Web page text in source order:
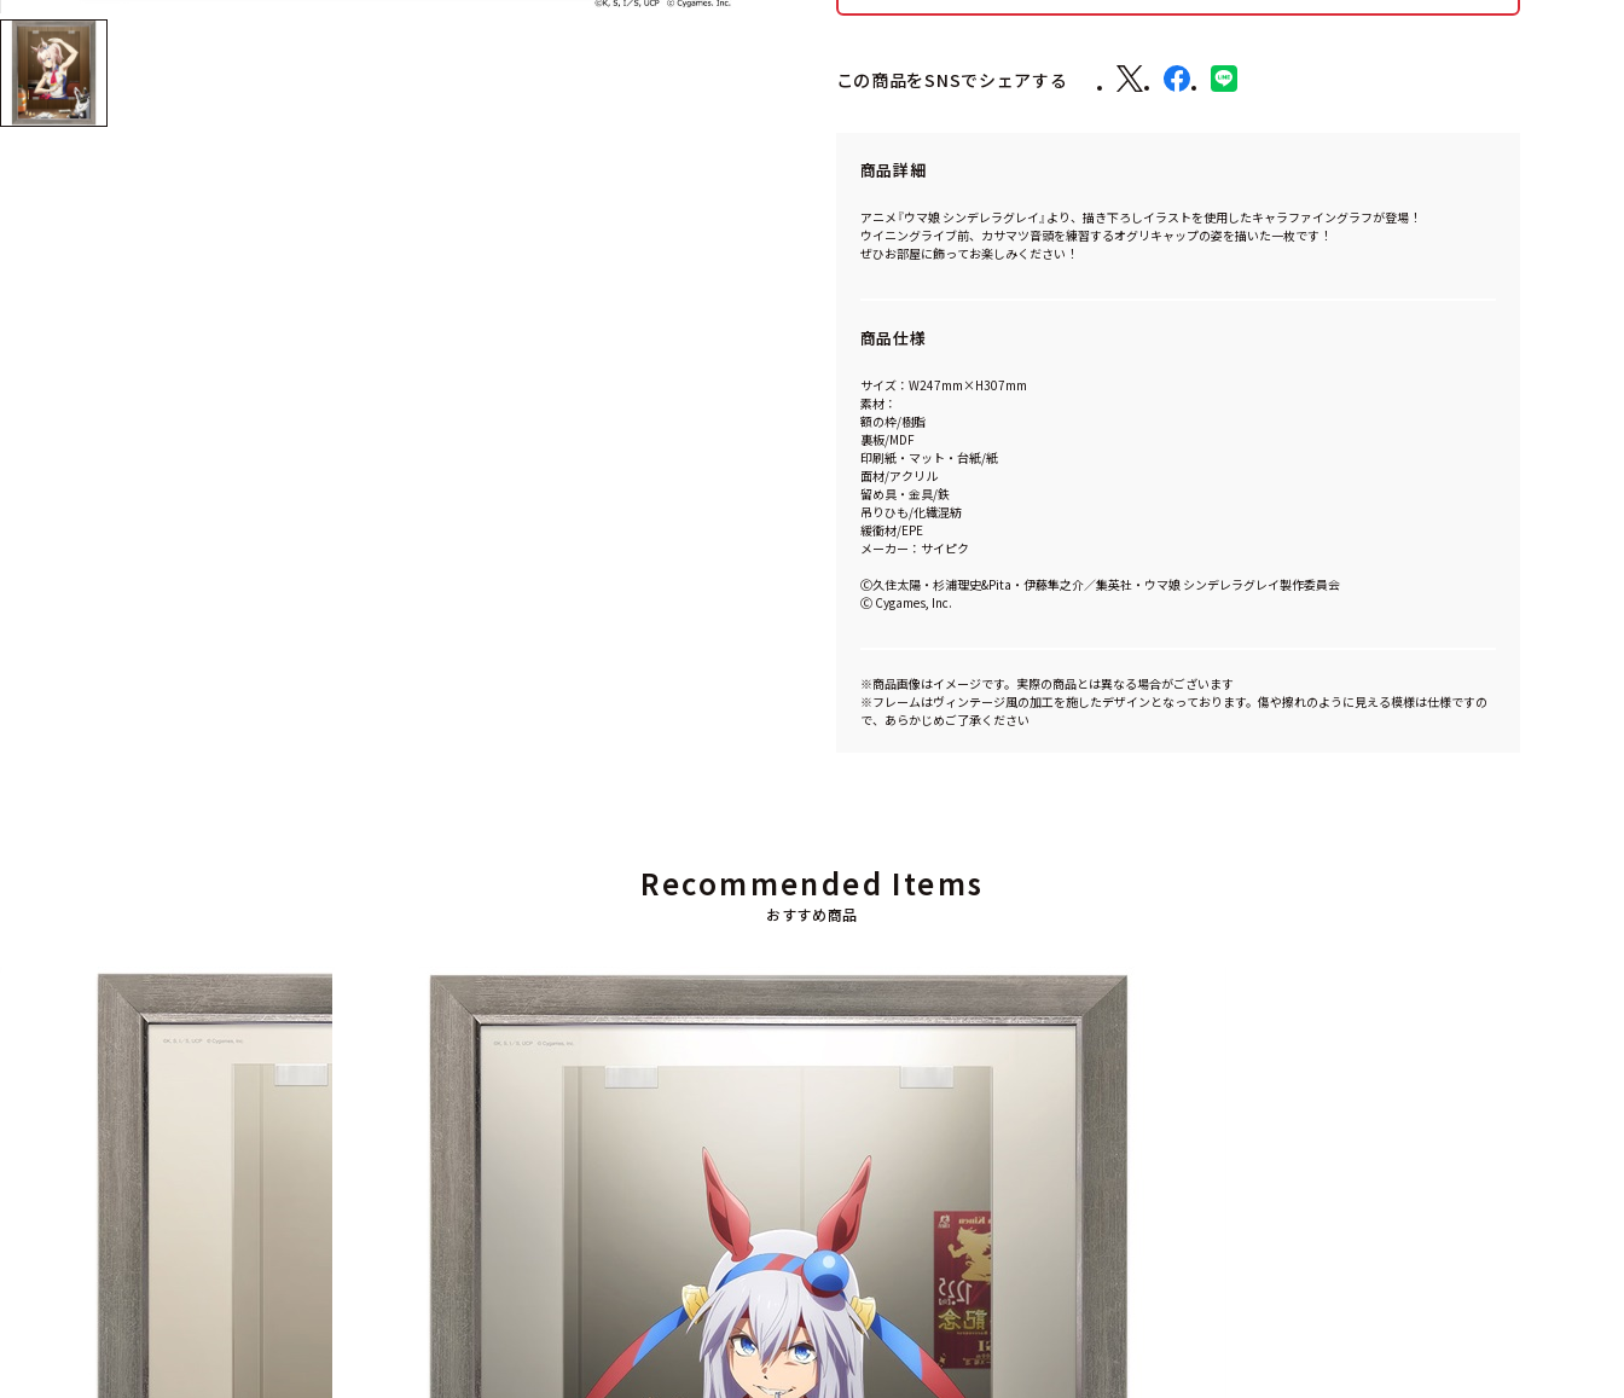
この商品をSNSでシェアする
商品詳細
アニメ『ウマ娘 シンデレラグレイ』より、描き下ろしイラストを使用したキャラファイングラフが登場！
ウイニングライブ前、カサマツ音頭を練習するオグリキャップの姿を描いた一枚です！
ぜひお部屋に飾ってお楽しみください！
商品仕様
サイズ：W247mm×H307mm
素材：
額の枠/樹脂
裏板/MDF
印刷紙・マット・台紙/紙
面材/アクリル
留め具・金具/鉄
吊りひも/化繊混紡
緩衝材/EPE
メーカー：サイピク
Ⓒ久住太陽・杉浦理史&Pita・伊藤隼之介／集英社・ウマ娘 シンデレラグレイ製作委員会
Ⓒ Cygames, Inc.
※商品画像はイメージです。実際の商品とは異なる場合がございます
※フレームはヴィンテージ風の加工を施したデザインとなっております。傷や擦れのように見える模様は仕様ですの
で、あらかじめご了承ください
おすすめ商品
Recommended Items